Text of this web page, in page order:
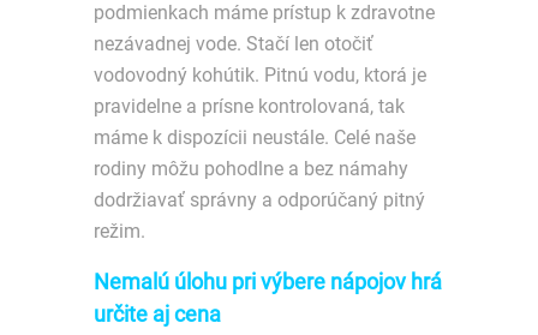
podmienkach máme prístup k zdravotne
nezávadnej vode. Stačí len otočiť
vodovodný kohútik. Pitnú vodu, ktorá je
pravidelne a prísne kontrolovaná, tak
máme k dispozícii neustále. Celé naše
rodiny môžu pohodlne a bez námahy
dodržiavať správny a odporúčaný pitný
režim.
Nemalú úlohu pri výbere nápojov hrá
určite aj cena